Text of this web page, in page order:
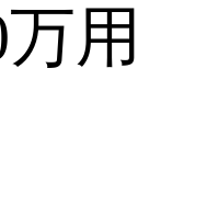
用